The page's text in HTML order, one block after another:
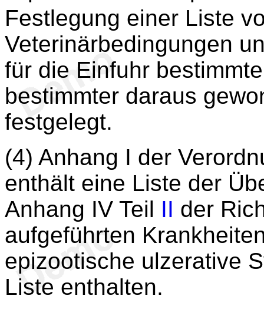
Festlegung einer Liste
Veterinärbedingungen
für die Einfuhr
bestimmter daraus
festgelegt.
(4) Anhang I der
enthält eine Liste der
Anhang IV Teil II der
aufgeführten
epizootische ulzerative
Liste enthalten.